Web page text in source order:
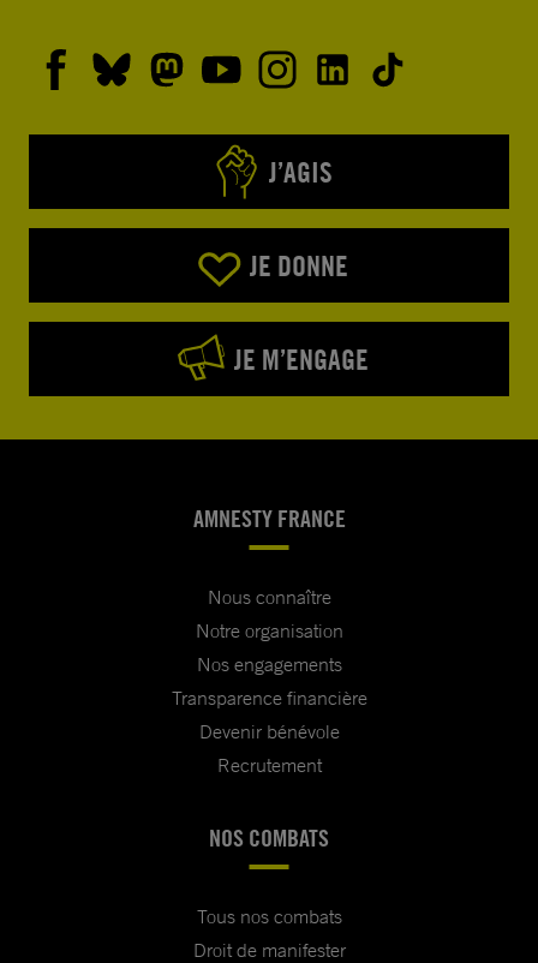
J’AGIS
JE DONNE
JE M’ENGAGE
AMNESTY FRANCE
Nous connaître
Notre organisation
Nos engagements
Transparence financière
Devenir bénévole
Recrutement
NOS COMBATS
Tous nos combats
Droit de manifester